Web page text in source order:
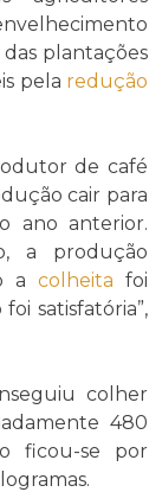
plantações
pela redução
de café
cair para
ano anterior.
a produção
a colheita foi
satisfatória”,
colher
480
ficou-se por